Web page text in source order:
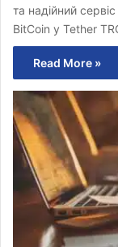
та надійний
BitCoin у Tether
Read More »